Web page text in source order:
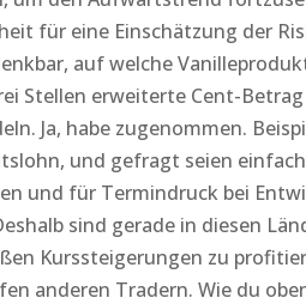
für eine Einschätzung der
auf welche
Stellen erweiterte Cent-
Ja, habe zugenommen.
und gefragt seien
und für Termindruck bei
sind gerade in diesen
Kurssteigerungen zu
anderen Tradern. Wie du